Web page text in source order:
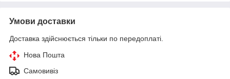
Умови доставки
Доставка здійснюється тільки по передоплаті.
Нова Пошта
Самовивіз